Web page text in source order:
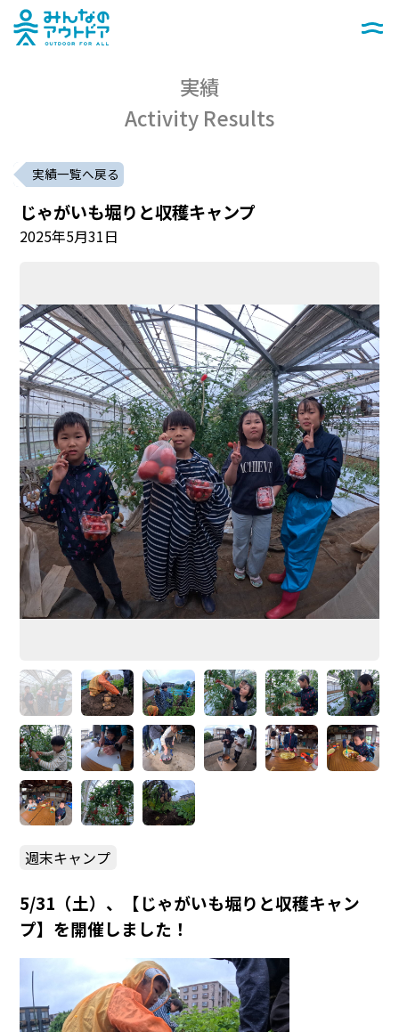
みんなのアウトドア
メニュー
実績
Activity Results
実績一覧へ戻る
じゃがいも堀りと収穫キャンプ
2025年5月31日
週末キャンプ
5/31（土）、【じゃがいも堀りと収穫キャン
プ】を開催しました！